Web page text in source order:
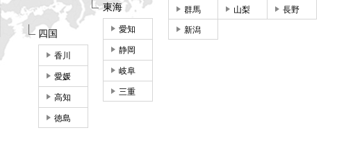
群馬 山梨 長野
新潟
東海
愛知
静岡
岐阜
三重
四国
香川
愛媛
高知
徳島